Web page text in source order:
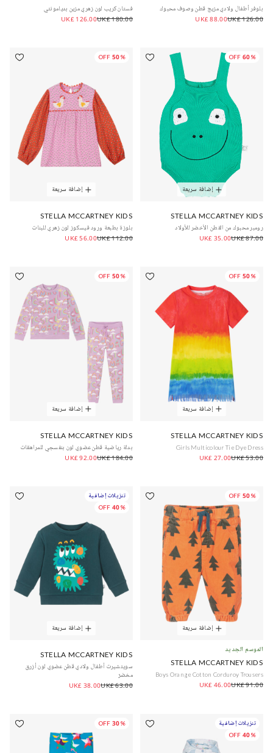
بلوفر أطفال ولادي مزيج قطن وصوف محبوك
UK£ 126.00
UK£ 88.00
فستان كريب لون زهري مزين بديامونتي
UK£ 180.00
UK£ 126.00
60% OFF
إضافة سريعة
STELLA MCCARTNEY KIDS
رومبر محبوك من القطن الأخضر للأولاد
UK£ 87.00
UK£ 35.00
50% OFF
إضافة سريعة
STELLA MCCARTNEY KIDS
بلوزة بطبعة ورود فيسكوز لون زهري للبنات
UK£ 112.00
UK£ 56.00
50% OFF
إضافة سريعة
STELLA MCCARTNEY KIDS
Girls Multicolour Tie Dye Dress
UK£ 53.00
UK£ 27.00
50% OFF
إضافة سريعة
STELLA MCCARTNEY KIDS
بدلة رياضية قطن عضوي لون بنفسجي للمراهقات
UK£ 184.00
UK£ 92.00
50% OFF
إضافة سريعة
الموسم الجديد
STELLA MCCARTNEY KIDS
Boys Orange Cotton Corduroy Trousers
UK£ 91.00
UK£ 46.00
تنزيلات إضافية
40% OFF
إضافة سريعة
STELLA MCCARTNEY KIDS
سويتشيرت أطفال ولادي قطن عضوي لون أزرق
مخضرّ
UK£ 63.00
UK£ 38.00
تنزيلات إضافية
40% OFF
30% OFF